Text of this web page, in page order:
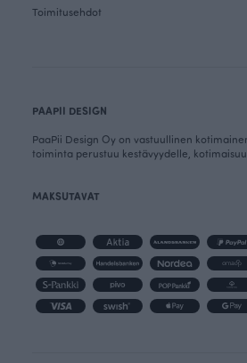
Toimitusehdot
PAAPII DESIGN
PaaPii Design Oy on vastuullinen
toiminta perustuu kestävyydelle,
MAKSUTAVAT